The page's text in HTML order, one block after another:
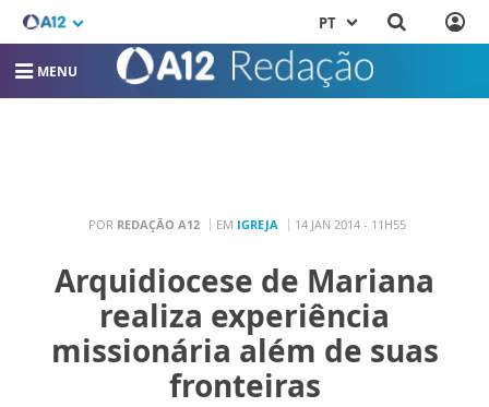
PT
MENU
POR REDAÇÃO A12 EM IGREJA 14 JAN 2014 - 11H55
Arquidiocese de Mariana
realiza experiência
missionária além de suas
fronteiras